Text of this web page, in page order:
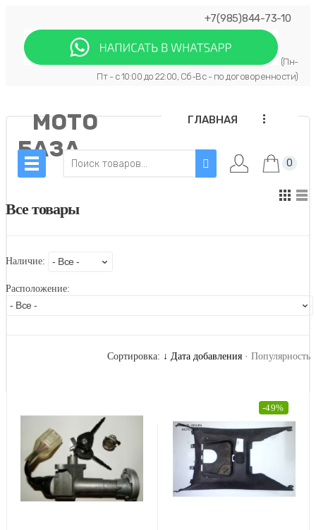
+7(985)844-73-10
(Пн-
Пт - с 10:00 до 22:00, Сб-Вс - по договоренности)
МОТО
БАЗА
ГЛАВНАЯ ...
0
Все товары
Наличие:
Расположение:
Сортировка: ↓ Дата добавления · Популярность
-49%